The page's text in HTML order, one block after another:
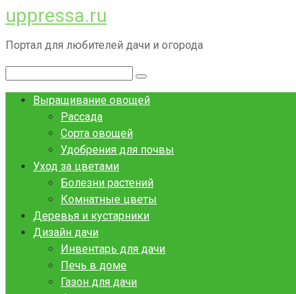
Перейти
к
контенту
uppressa.ru
Портал для любителей дачи и огорода
Выращивание овощей
Рассада
Сорта овощей
Удобрения для почвы
Уход за цветами
Болезни растений
Комнатные цветы
Деревья и кустарники
Дизайн дачи
Инвентарь для дачи
Печь в доме
Газон для дачи